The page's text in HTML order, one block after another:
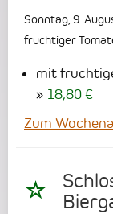
Sonntag, 9.
fruchtiger
mit
18,80 €
Zum